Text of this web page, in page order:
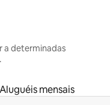
a determinadas
Aluguéis mensais